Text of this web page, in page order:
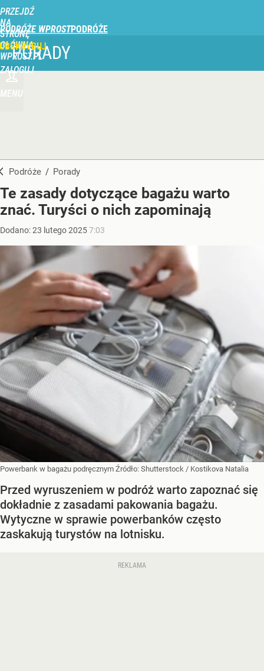
PRZEJDŹ
NA
STRONĘ
GŁÓWNĄ
WPROST.PL
PODRÓŻE WPROST
ZALOGUJ
MENU
PORADY
Podróże / Porady
Te zasady dotyczące bagażu warto
znać. Turyści o nich zapominają
Dodano:23 lutego20257:03
Powerbank w bagażu podręcznym Źródło: Shutterstock / Kostikova Natalia
Przed wyruszeniem w podróż warto zapoznać się
dokładnie z zasadami pakowania bagażu.
Wytyczne w sprawie powerbanków często
zaskakują turystów na lotnisku.